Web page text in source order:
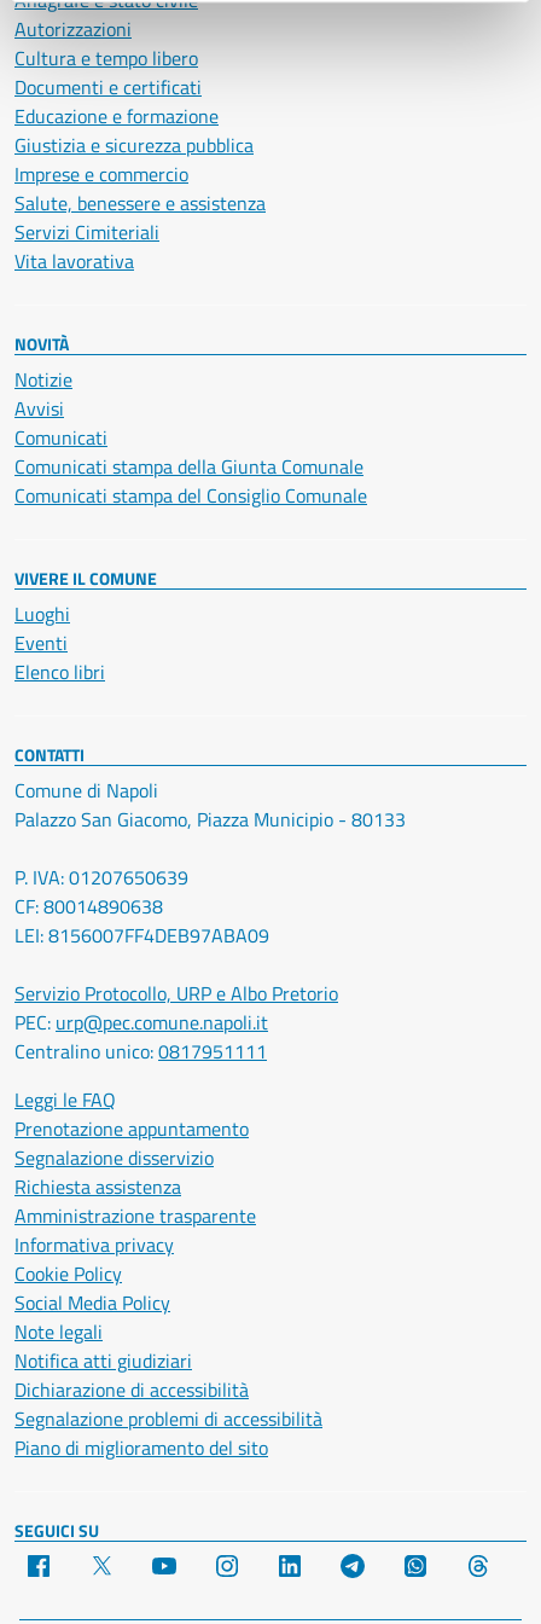
Autorizzazioni
Cultura e tempo libero
Documenti e certificati
Educazione e formazione
Giustizia e sicurezza pubblica
Imprese e commercio
Salute, benessere e assistenza
Servizi Cimiteriali
Vita lavorativa
NOVITÀ
Notizie
Avvisi
Comunicati
Comunicati stampa della Giunta Comunale
Comunicati stampa del Consiglio Comunale
VIVERE IL COMUNE
Luoghi
Eventi
Elenco libri
CONTATTI
Comune di Napoli
Palazzo San Giacomo, Piazza Municipio - 80133
P. IVA: 01207650639
CF: 80014890638
LEI: 8156007FF4DEB97ABA09
Servizio Protocollo, URP e Albo Pretorio
PEC: urp@pec.comune.napoli.it
Centralino unico:0817951111
Leggi le FAQ
Prenotazione appuntamento
Segnalazione disservizio
Richiesta assistenza
Amministrazione trasparente
Informativa privacy
Cookie Policy
Social Media Policy
Note legali
Notifica atti giudiziari
Dichiarazione di accessibilità
Segnalazione problemi di accessibilità
Piano di miglioramento del sito
SEGUICI SU
Facebook YouTube Instagram LinkedIn Telegram WhatsApp